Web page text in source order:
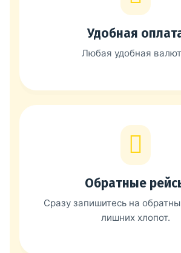
Удобная
Любая удобная
Обратные
Сразу запишитесь на
лишних хлопот.